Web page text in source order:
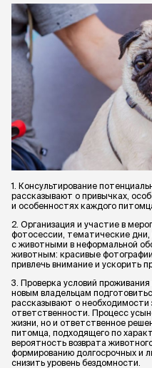
1. Консультирование
рассказывают о привычках,
и особенностях каждого
2. Организация и участие в
фотосессии, тематические
с животными в неформальной
животным: красивые
привлечь внимание и ускорить
3. Проверка условий
новым владельцам
рассказывают о необходимости
ответственности. Процесс
жизни, но и ответственное
питомца, подходящего по
вероятность возврата
формированию долгосрочных и
снизить уровень бездомности.